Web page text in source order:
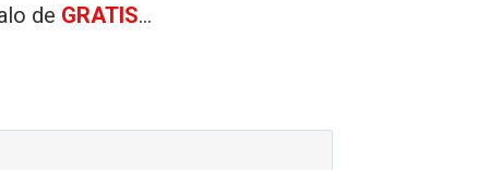
de GRATIS...